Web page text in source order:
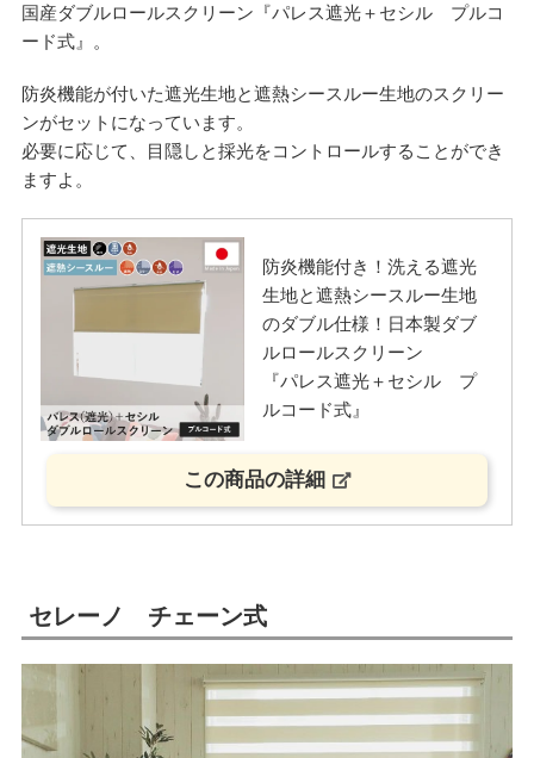
国産ダブルロールスクリーン『パレス遮光＋セシル プルコ
ード式』。
防炎機能が付いた遮光生地と遮熱シースルー生地のスクリー
ンがセットになっています。
必要に応じて、目隠しと採光をコントロールすることができ
ますよ。
防炎機能付き！洗える遮光
生地と遮熱シースルー生地
のダブル仕様！日本製ダブ
ルロールスクリーン
『パレス遮光＋セシル プ
ルコード式』
この商品の詳細
セレーノ チェーン式